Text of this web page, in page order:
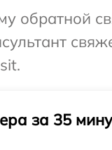
обратной
за 35